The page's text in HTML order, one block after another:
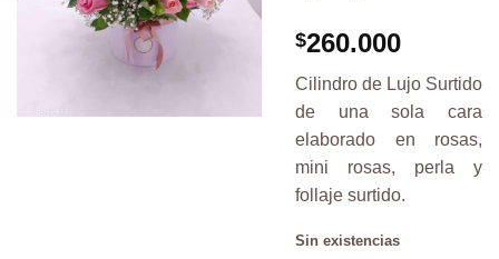
$260.000
Cilindro de Lujo Surtido
de una sola cara
elaborado en rosas,
mini rosas, perla y
follaje surtido.
Sin existencias